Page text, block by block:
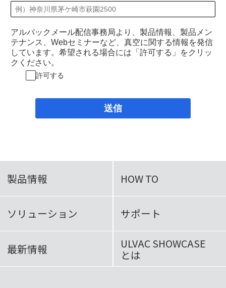
アルバックメール配信事務局より、製品情報、製品メン
テナンス、Webセミナーなど、真空に関する情報を発信
しています。希望される場合には「許可する」をクリッ
クください。
許可する
送信
製品情報 HOW TO
ソリューション サポート
最新情報 ULVAC SHOWCASE
とは